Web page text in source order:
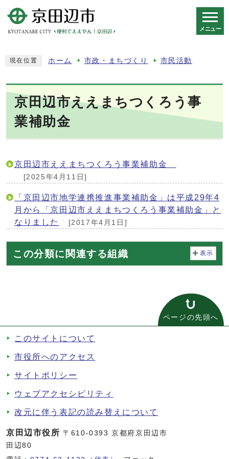
メニュー
現在位置 ホーム 市政・まちづくり 市民活動
京田辺市ええまちつくろう事
業補助金
京田辺市ええまちつくろう事業補助金
[2025年4月11日]
「京田辺市地学連携推進事業補助金」は平成29年4
月から「京田辺市ええまちつくろう事業補助金」と
なりました
[2017年4月1日]
この分類に関連する組織 表示
ページの先頭へ
このサイトについて
市役所へのアクセス
サイトポリシー
ウェブアクセシビリティ
改元に伴う表記の読み替えについて
京田辺市役所 〒610-0393 京都府京田辺市
田辺80